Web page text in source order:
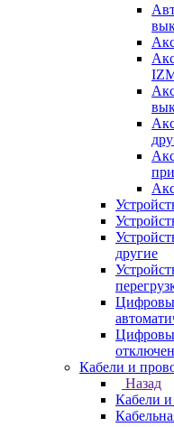
другие
Кабели и
Назад
Кабели и